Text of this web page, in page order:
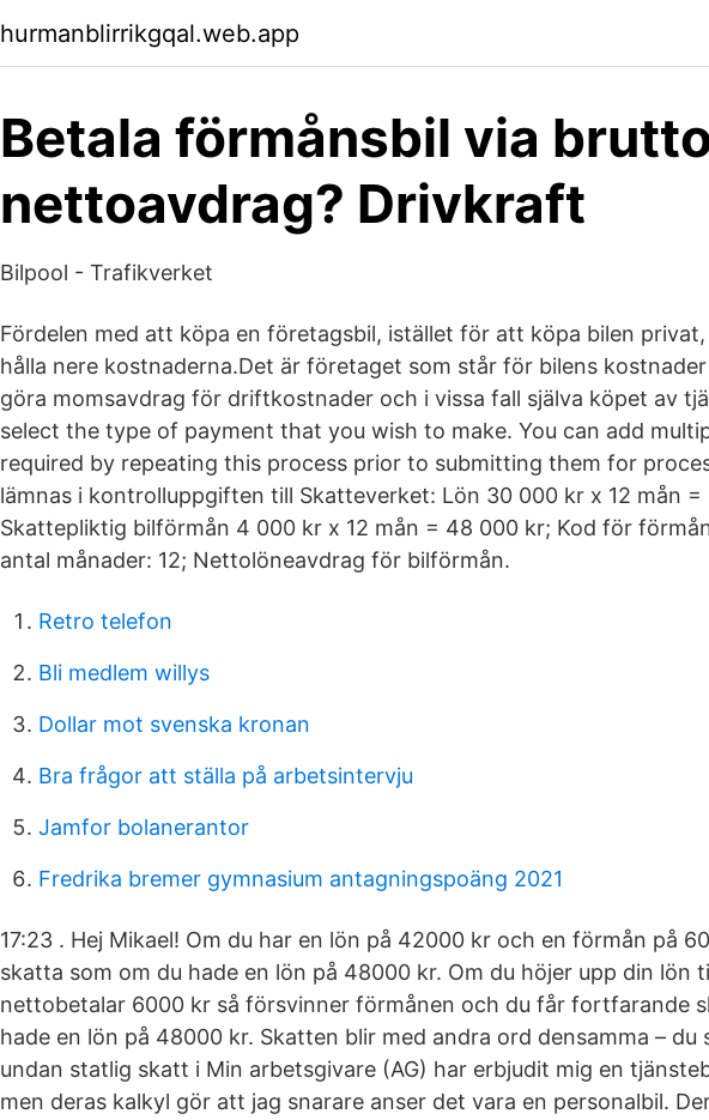
hurmanblirrikgqal.web.app
Betala förmånsbil via
nettoavdrag? Drivkraft
Bilpool - Trafikverket
Fördelen med att köpa en företagsbil, istället för att köpa bilen
hålla nere kostnaderna.Det är företaget som står för bilens
göra momsavdrag för driftkostnader och i vissa fall själva köpet av
select the type of payment that you wish to make. You can add
required by repeating this process prior to submitting them for
lämnas i kontrolluppgiften till Skatteverket: Lön 30 000 kr x 12 mån =
Skattepliktig bilförmån 4 000 kr x 12 mån = 48 000 kr; Kod för
antal månader: 12; Nettolöneavdrag för bilförmån.
Retro telefon
Bli medlem willys
Dollar mot svenska kronan
Bra frågor att ställa på arbetsintervju
Jamfor bolanerantor
Fredrika bremer gymnasium antagningspoäng 2021
17:23 . Hej Mikael! Om du har en lön på 42000 kr och en förmån på
skatta som om du hade en lön på 48000 kr. Om du höjer upp din lön
nettobetalar 6000 kr så försvinner förmånen och du får fortfarande
hade en lön på 48000 kr. Skatten blir med andra ord densamma – du
undan statlig skatt i Min arbetsgivare (AG) har erbjudit mig en
men deras kalkyl gör att jag snarare anser det vara en personalbil.